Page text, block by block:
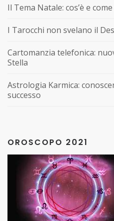
Il Tema Natale: cos’è e
I Tarocchi non svelano il
Cartomanzia telefonica:
Stella
Astrologia Karmica:
successo
OROSCOPO 2021